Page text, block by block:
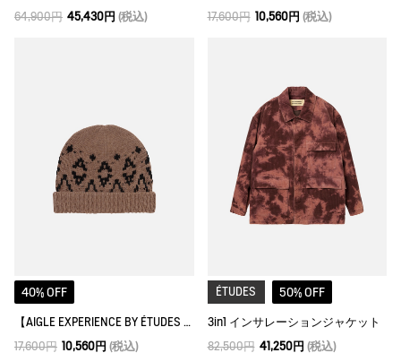
64,900円 45,430円 (税込)
17,600円 10,560円 (税込)
40% OFF
【AIGLE EXPERIENCE BY ÉTUDES STUDIO】スノーフレーク ビーニー
17,600円 10,560円 (税込)
ÉTUDES 50% OFF
3in1 インサレーションジャケット
82,500円 41,250円 (税込)